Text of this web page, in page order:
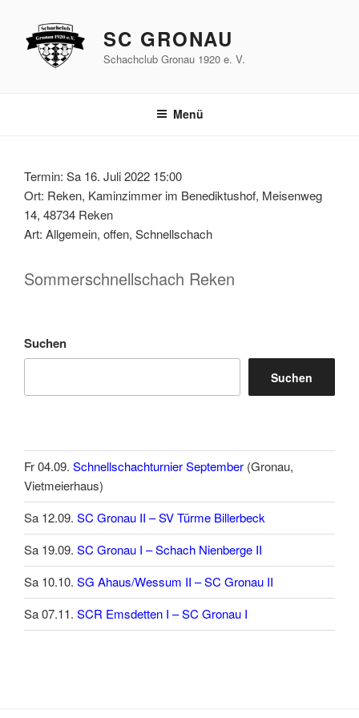
springen
SC GRONAU
Schachclub Gronau 1920 e. V.
Menü
Termin: Sa 16. Juli 2022 15:00
Ort: Reken, Kaminzimmer im Benediktushof, Meisenweg
14, 48734 Reken
Art: Allgemein, offen, Schnellschach
Sommerschnellschach Reken
Suchen
Suchen
Fr 04.09. Schnellschachturnier September (Gronau,
Vietmeierhaus)
Sa 12.09. SC Gronau II – SV Türme Billerbeck
Sa 19.09. SC Gronau I – Schach Nienberge II
Sa 10.10. SG Ahaus/Wessum II – SC Gronau II
Sa 07.11. SCR Emsdetten I – SC Gronau I